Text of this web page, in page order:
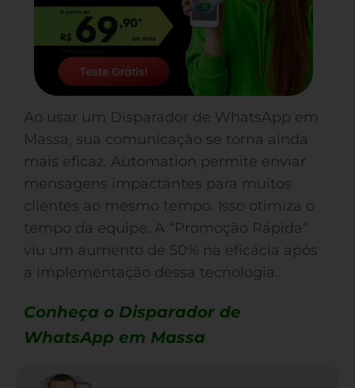
Ao usar um Disparador de WhatsApp em
Massa, sua comunicação se torna ainda
mais eficaz. Automation permite enviar
mensagens impactantes para muitos
clientes ao mesmo tempo. Isso otimiza o
tempo da equipe. A “Promoção Rápida”
viu um aumento de 50% na eficácia após
a implementação dessa tecnologia.
Conheça o Disparador de
WhatsApp em Massa